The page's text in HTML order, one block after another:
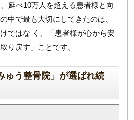
延べ10万人を超える患者様と向
中で最も大切にしてきたのは、
けではな く、「患者様が心から安
り戻す」ことです。
ゅう整骨院」が選ばれ続